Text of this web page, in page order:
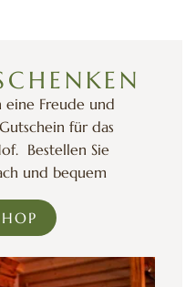
eine Freude und
für das
Bestellen Sie
und bequem